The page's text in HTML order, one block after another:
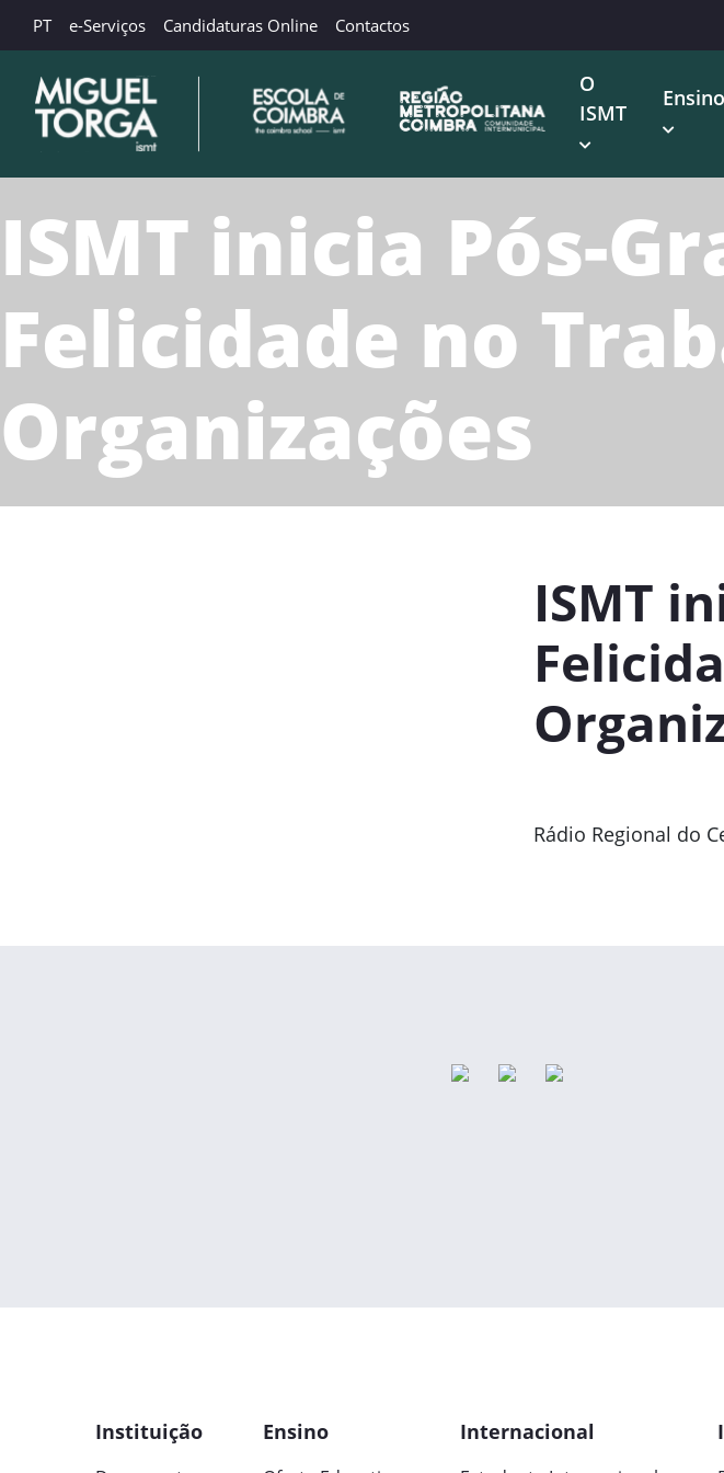
PT e-Serviços Candidaturas Online Contactos
O
ISMT
Ensino
ISMT inicia Pós-
Felicidade no
Organizações
ISMT
Rádio Regional do
Instituição Ensino Internacional